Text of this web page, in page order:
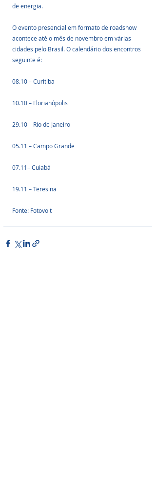
de energia.
O evento presencial em formato de roadshow
acontece até o mês de novembro em várias
cidades pelo Brasil. O calendário dos encontros
seguinte é:
08.10 – Curitiba
10.10 – Florianópolis
29.10 – Rio de Janeiro
05.11 – Campo Grande
07.11– Cuiabá
19.11 – Teresina
Fonte: Fotovolt